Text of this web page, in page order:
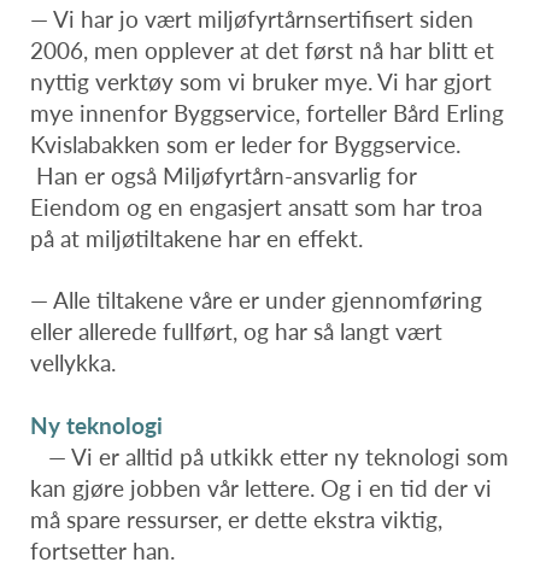
— Vi har jo vært miljøfyrtårnsertifisert siden
2006, men opplever at det først nå har blitt et
nyttig verktøy som vi bruker mye. Vi har gjort
mye innenfor Byggservice, forteller Bård Erling
Kvislabakken som er leder for Byggservice.
Han er også Miljøfyrtårn-ansvarlig for
Eiendom og en engasjert ansatt som har troa
på at miljøtiltakene har en effekt.
— Alle tiltakene våre er under gjennomføring
eller allerede fullført, og har så langt vært
vellykka.
Ny teknologi
— Vi er alltid på utkikk etter ny teknologi som
kan gjøre jobben vår lettere. Og i en tid der vi
må spare ressurser, er dette ekstra viktig,
fortsetter han.